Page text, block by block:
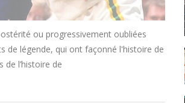
ou progressivement oubliées
de légende, qui ont façonné l'histoire de
de l’histoire de